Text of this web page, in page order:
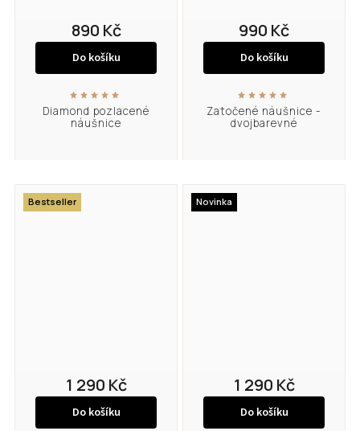
Diamond pozlacené
náušnice
890 Kč
Do košíku
Zatočené náušnice -
dvojbarevné
990 Kč
Do košíku
Bestseller
1 290 Kč
Do košíku
Novinka
1 290 Kč
Do košíku